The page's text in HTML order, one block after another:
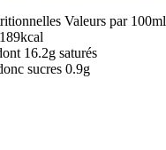
Valeurs par 100ml
16.2g saturés
sucres 0.9g